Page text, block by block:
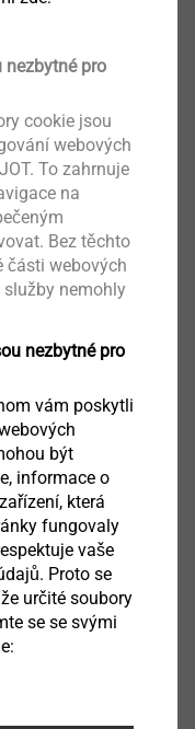
těžkých prvků
významných
nezbytné pro
cookie jsou
webových
To zahrnuje
na
Bez těchto
části webových
služby nemohly
nezbytné pro
vám poskytli
být
informace o
která
fungovaly
vaše
Proto se
určité soubory
se se svými